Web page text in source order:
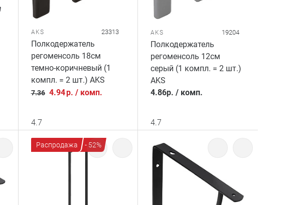
AKS 23313
Полкодержатель
регоменсоль 18см
темно-коричневый (1
компл. = 2 шт.) AKS
7.36 4.94р. / комп.
4.7
AKS 19204
Полкодержатель
регоменсоль 12см
серый (1 компл. = 2 шт.)
AKS
4.86р. / комп.
4.7
Распродажа - 52%